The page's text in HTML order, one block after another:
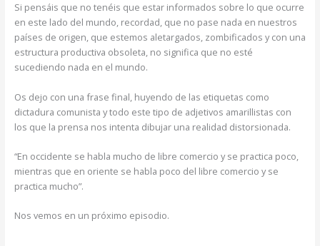
Si pensáis que no tenéis que estar informados sobre lo que ocurre
en este lado del mundo, recordad, que no pase nada en nuestros
países de origen, que estemos aletargados, zombificados y con una
estructura productiva obsoleta, no significa que no esté
sucediendo nada en el mundo.
Os dejo con una frase final, huyendo de las etiquetas como
dictadura comunista y todo este tipo de adjetivos amarillistas con
los que la prensa nos intenta dibujar una realidad distorsionada.
“En occidente se habla mucho de libre comercio y se practica poco,
mientras que en oriente se habla poco del libre comercio y se
practica mucho”.
Nos vemos en un próximo episodio.